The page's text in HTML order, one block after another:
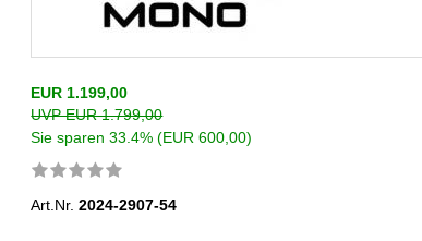
EUR 1.199,00
UVP EUR 1.799,00
Sie sparen 33.4% (EUR 600,00)
Art.Nr.2024-2907-54